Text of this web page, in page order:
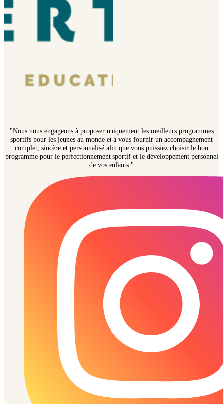
"Nous nous engageons à proposer uniquement les meilleurs programmes
sportifs pour les jeunes au monde et à vous fournir un accompagnement
complet, sincère et personnalisé afin que vous puissiez choisir le bon
programme pour le perfectionnement sportif et le développement personnel
de vos enfants."